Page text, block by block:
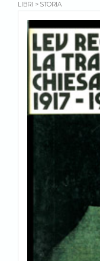
LIBRI > STORIA